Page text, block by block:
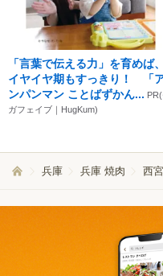
「言葉で伝える力」を育めば、
イヤイヤ期もすっきり！ 「
ンパンマン ことばずかん...
ガフェイブ｜HugKum)
兵庫 兵庫 焼肉 西